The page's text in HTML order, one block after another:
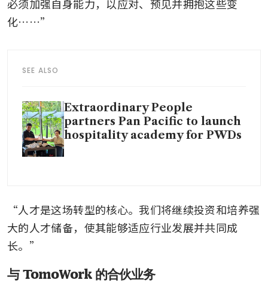
必须加强自身能力，以应对、预见并拥抱这些变
化……”
SEE ALSO
Extraordinary People
partners Pan Pacific to launch
hospitality academy for PWDs
“人才是这场转型的核心。我们将继续投资和培养强
大的人才储备，使其能够适应行业发展并共同成
长。”
与 TomoWork 的合伙业务